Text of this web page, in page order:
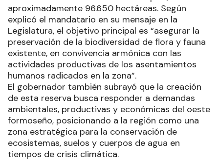
aproximadamente 96.650 hectáreas. Según
explicó el mandatario en su mensaje en la
Legislatura, el objetivo principal es “asegurar la
preservación de la biodiversidad de flora y fauna
existente, en convivencia armónica con las
actividades productivas de los asentamientos
humanos radicados en la zona”.
El gobernador también subrayó que la creación
de esta reserva busca responder a demandas
ambientales, productivas y económicas del oeste
formoseño, posicionando a la región como una
zona estratégica para la conservación de
ecosistemas, suelos y cuerpos de agua en
tiempos de crisis climática.